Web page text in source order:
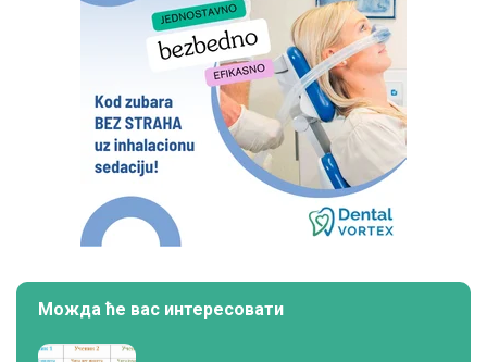
Можда ће вас интересовати